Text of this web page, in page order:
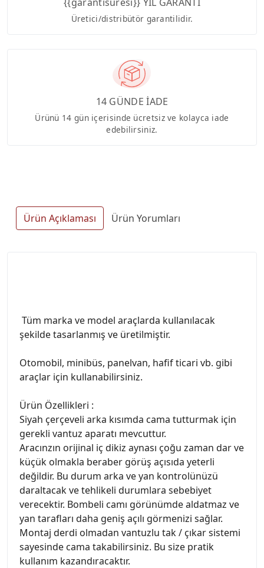
Üretici/distribütör garantilidir.
14 GÜNDE İADE
Ürünü 14 gün içerisinde ücretsiz ve kolayca iade
edebilirsiniz.
Ürün Açıklaması Ürün Yorumları
Tüm marka ve model araçlarda kullanılacak
şekilde tasarlanmış ve üretilmiştir.
Otomobil, minibüs, panelvan, hafif ticari vb. gibi
araçlar için kullanabilirsiniz.
Ürün Özellikleri :
Siyah çerçeveli arka kısımda cama tutturmak için
gerekli vantuz aparatı mevcuttur.
Aracınzın orijinal iç dikiz aynası çoğu zaman dar ve
küçük olmakla beraber görüş açısıda yeterli
değildir. Bu durum arka ve yan kontrolünüzü
daraltacak ve tehlikeli durumlara sebebiyet
verecektir. Bombeli camı görünümde aldatmaz ve
yan tarafları daha geniş açılı görmenizi sağlar.
Montaj derdi olmadan vantuzlu tak / çıkar sistemi
sayesinde cama takabilirsiniz. Bu size pratik
kullanım kazandıracaktır.